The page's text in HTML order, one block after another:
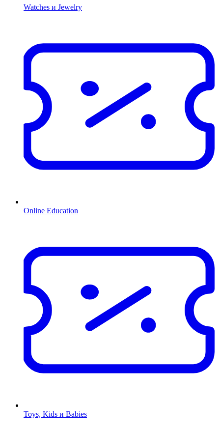
Watches и Jewelry
Online Education
Toys, Kids и Babies